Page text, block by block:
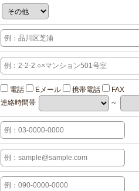
電話 Eメール 携帯電話
FAX
連絡時間帯
～